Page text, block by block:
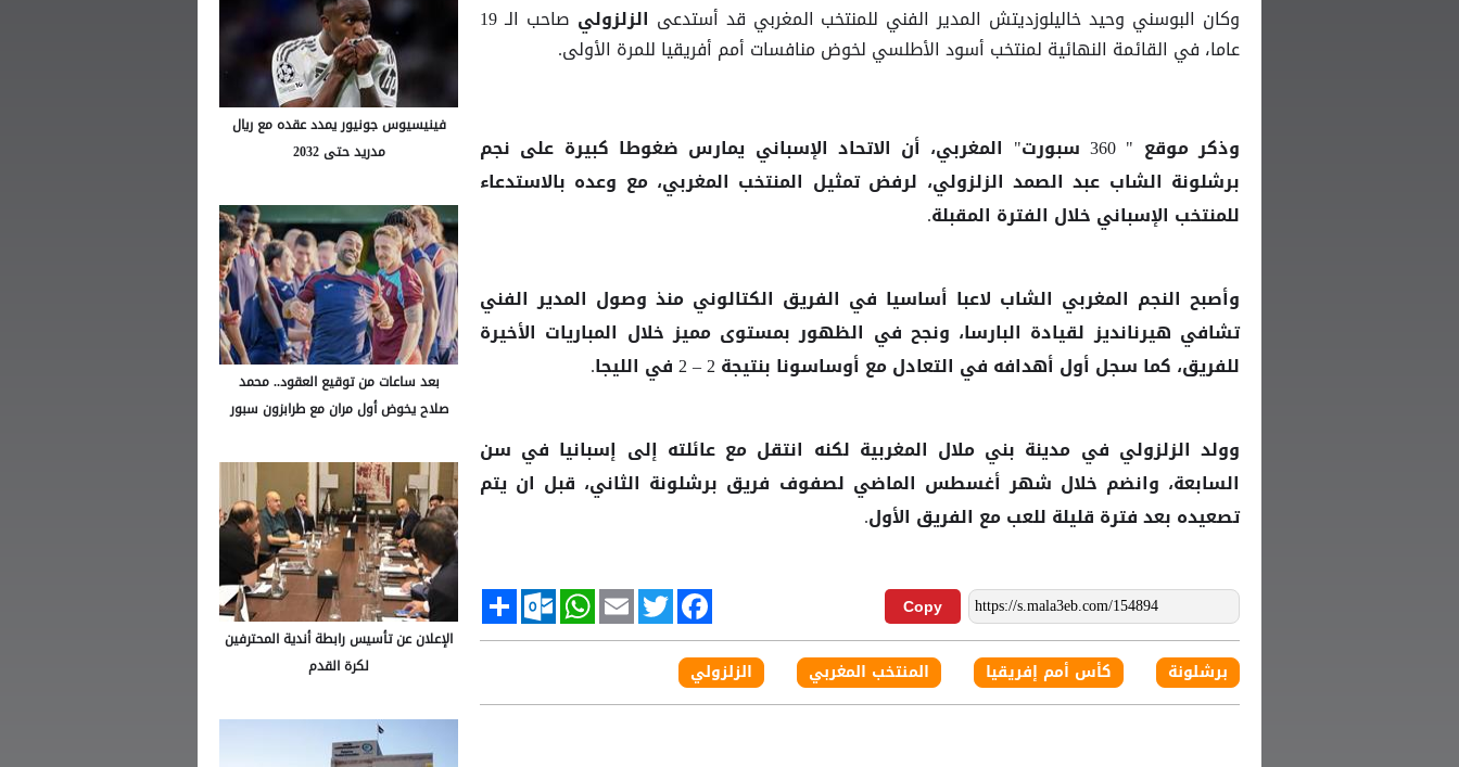
وكان البوسني وحيد خاليلوزديتش المدير الفني للمنتخب المغربي قد أستدعى الزلزولي
صاحب الـ 19
عاما، في القائمة النهائية لمنتخب أسود الأطلسي لخوض منافسات أمم أفريقيا للمرة الأولى.
وذكر موقع " 360 سبورت" المغربي، أن الاتحاد الإسباني يمارس ضغوطا كبيرة على نجم
برشلونة الشاب عبد الصمد الزلزولي، لرفض تمثيل المنتخب المغربي، مع وعده بالاستدعاء
للمنتخب الإسباني خلال الفترة المقبلة.
وأصبح النجم المغربي الشاب لاعبا أساسيا في الفريق الكتالوني منذ وصول المدير الفني
تشافي هيرنانديز لقيادة البارسا، ونجح في الظهور بمستوى مميز خلال المباريات الأخيرة
للفريق، كما سجل أول أهدافه في التعادل مع أوساسونا بنتيجة 2 – 2 في الليجا.
وولدالزلزولي في مدينة بني ملال المغربية لكنه انتقل مع عائلته إلى إسبانيا في سن
السابعة، وانضم خلال شهر أغسطس الماضي لصفوف فريق برشلونة الثاني، قبل ان يتم
تصعيده بعد فترة قليلة للعب مع الفريق الأول.
Copy
Facebook
Twitter
Email
WhatsApp
Outlook.com
Share
برشلونة كأس أمم إفريقيا المنتخب المغربي الزلزولي
فينيسيوس جونيور يمدد عقده مع ريال
مدريد حتى 2032
بعد ساعات من توقيع العقود.. محمد
صلاح يخوض أول مران مع طرابزون سبور
الإعلان عن تأسيس رابطة أندية المحترفين
لكرة القدم